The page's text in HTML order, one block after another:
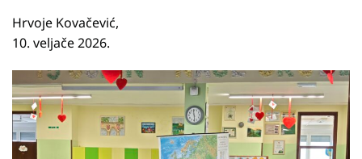
Hrvoje Kovačević,
10. veljače 2026.